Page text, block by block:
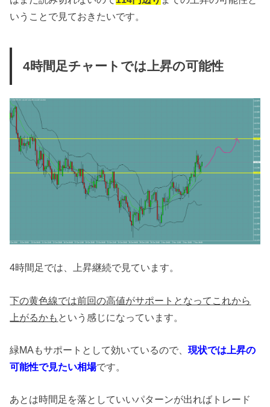
いうことで見ておきたいです。
4時間足チャートでは上昇の可能性
4時間足では、上昇継続で見ています。
下の黄色線では前回の高値がサポートとなってこれから
上がるかも という感じになっています。
緑MAもサポートとして効いているので、現状では上昇の
可能性で見たい相場です。
あとは時間足を落としていいパターンが出ればトレード